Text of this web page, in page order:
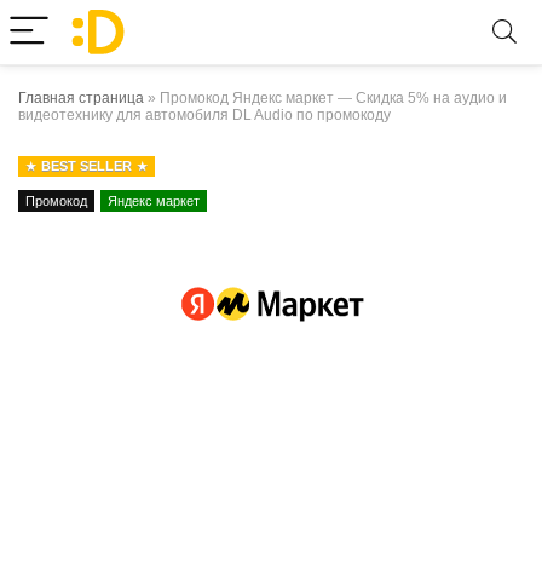
Главная страница » Промокод Яндекс маркет — Скидка 5% на аудио и
видеотехнику для автомобиля DL Audio по промокоду
BEST SELLER
Промокод Яндекс маркет